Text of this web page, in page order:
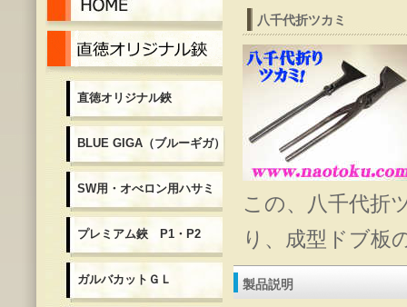
直徳オリジナル鋏
直徳オリジナル鋏
BLUE GIGA（ブルーギガ）
SW用・オべロン用ハサミ
プレミアム鋏 P1・P2
ガルバカットＧＬ
八千代折ツカミ
この、八千代折
り、成型ドブ板
製品説明